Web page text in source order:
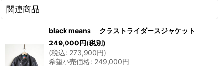
関連商品
black means クラストライダースジャケット
249,000円(税別)
(税込: 273,900円)
希望小売価格: 249,000円